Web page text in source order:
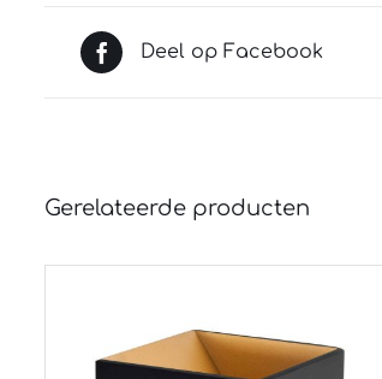
Deel op Facebook
Gerelateerde producten